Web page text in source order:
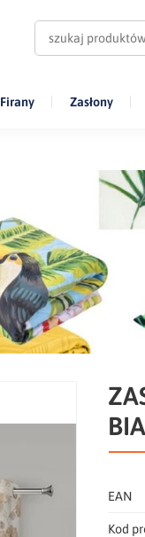
Firany Zasłony
EAN
Kod